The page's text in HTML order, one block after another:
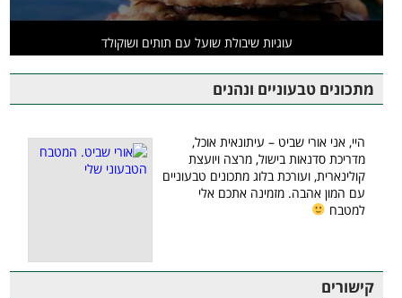
עוגיות שיבולת שועל עם תותים ושוקולד
מתכונים טבעוניים ונהנים
היי, אני אורי שביט – עיתונאית אוכל,
מדריכת סדנאות בישול, מרצה ויועצת
קולינארית, ועורכת בלוג מתכונים טבעוניים
עם המון אהבה. מזמינה אתכם אלי
למטבח
קישורים